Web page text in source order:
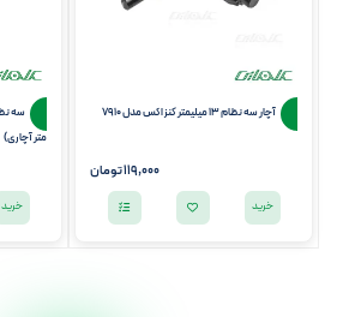
آچار سه نظام 13 میلیمتر کنزاکس مدل 7910
119,000تومان
خرید
متر آچاری)
خرید